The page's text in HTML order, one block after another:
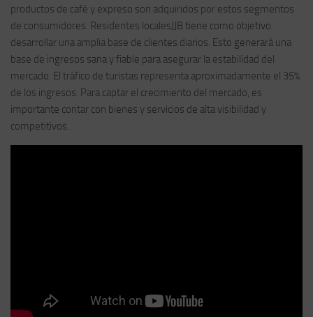
productos de café y expreso son adquiridos por estos segmentos
de consumidores. Residentes localesJJB tiene como objetivo
desarrollar una amplia base de clientes diarios. Esto generará una
base de ingresos sana y fiable para asegurar la estabilidad del
mercado. El tráfico de turistas representa aproximadamente el 35%
de los ingresos. Para captar el crecimiento del mercado, es
importante contar con bienes y servicios de alta visibilidad y
competitivos.